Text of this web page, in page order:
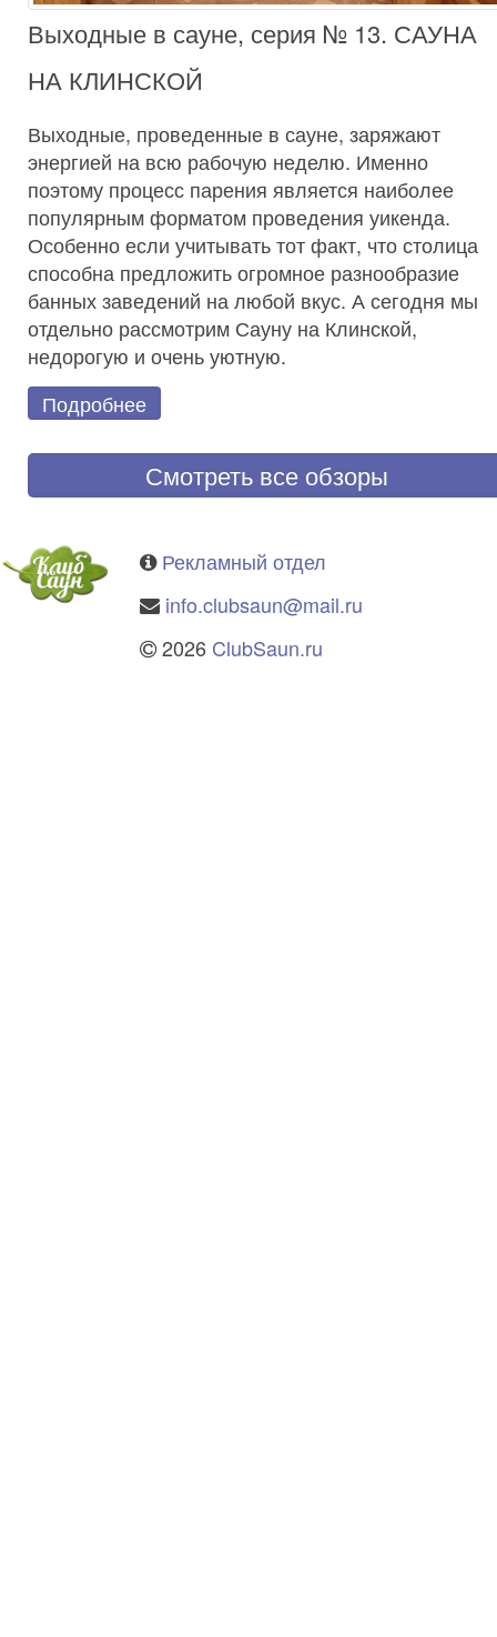
Выходные в сауне, серия № 13. САУНА
НА КЛИНСКОЙ
Выходные, проведенные в сауне, заряжают
энергией на всю рабочую неделю. Именно
поэтому процесс парения является наиболее
популярным форматом проведения уикенда.
Особенно если учитывать тот факт, что столица
способна предложить огромное разнообразие
банных заведений на любой вкус. А сегодня мы
отдельно рассмотрим Сауну на Клинской,
недорогую и очень уютную.
Подробнее
Смотреть все обзоры
Рекламный отдел
info.clubsaun@mail.ru
2026 ClubSaun.ru